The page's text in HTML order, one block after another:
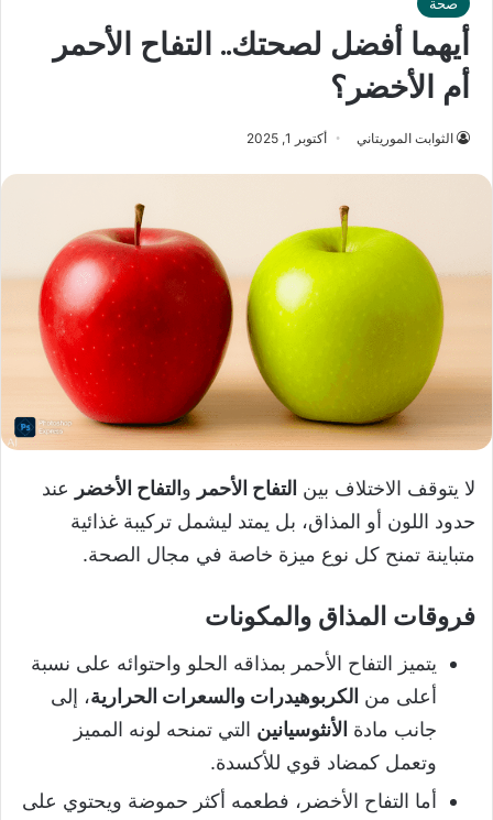
أيهما أفضل لصحتك.. التفاح الأحمر
أم الأخضر؟
الثوابت الموريتاني أكتوبر 1, 2025
لا يتوقف الاختلاف بين التفاح الأحمر و التفاح الأخضر عند
حدود اللون أو المذاق، بل يمتد ليشمل تركيبة غذائية
متباينة تمنح كل نوع ميزة خاصة في مجال الصحة.
فروقات المذاق والمكونات
يتميز التفاح الأحمر بمذاقه الحلو واحتوائه على نسبة
أعلى من الكربوهيدرات والسعرات الحرارية، إلى
جانب مادة الأنثوسيانين التي تمنحه لونه المميز
وتعمل كمضاد قوي للأكسدة.
أما التفاح الأخضر، فطعمه أكثر حموضة ويحتوي على